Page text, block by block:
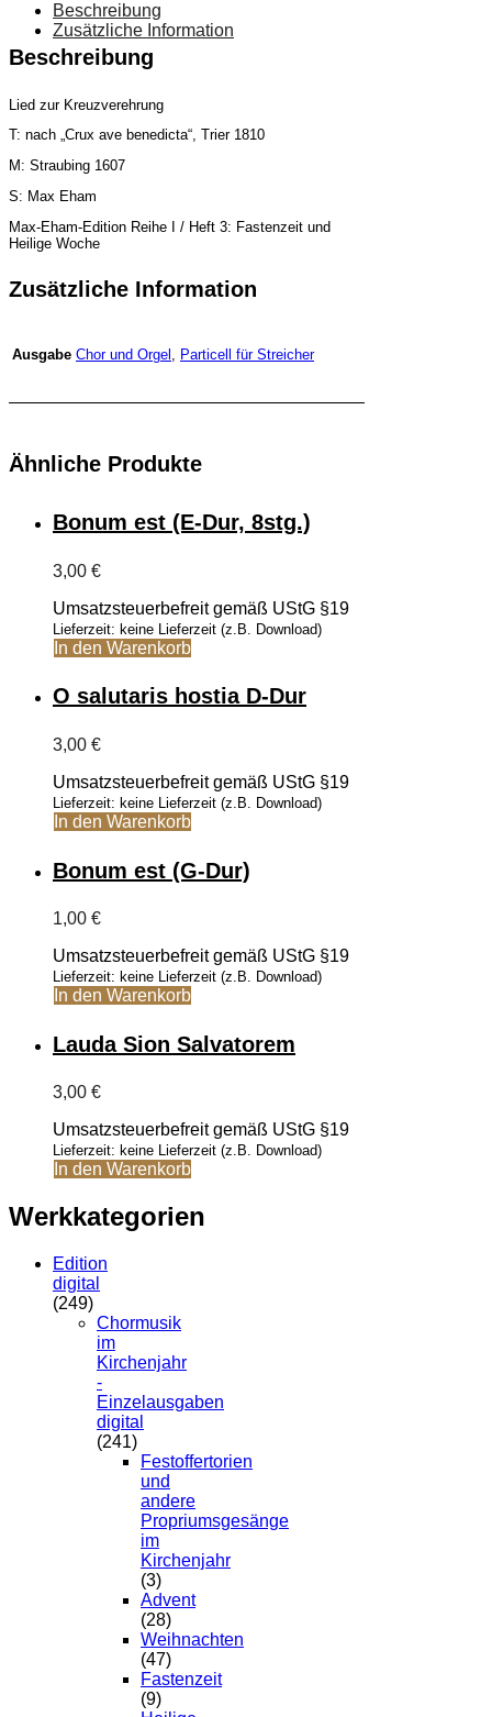
Beschreibung
Zusätzliche Information
Beschreibung
Lied zur Kreuzverehrung
T: nach „Crux ave benedicta“, Trier 1810
M: Straubing 1607
S: Max Eham
Max-Eham-Edition Reihe I / Heft 3: Fastenzeit und
Heilige Woche
Zusätzliche Information
Ausgabe Chor und Orgel Particell für Streicher
Ähnliche Produkte
Bonum est (E-Dur, 8stg.)
3,00 €
Umsatzsteuerbefreit gemäß UStG §19
Lieferzeit: keine Lieferzeit (z.B. Download)
In den Warenkorb
O salutaris hostia D-Dur
3,00 €
Umsatzsteuerbefreit gemäß UStG §19
Lieferzeit: keine Lieferzeit (z.B. Download)
In den Warenkorb
Bonum est (G-Dur)
1,00 €
Umsatzsteuerbefreit gemäß UStG §19
Lieferzeit: keine Lieferzeit (z.B. Download)
In den Warenkorb
Lauda Sion Salvatorem
3,00 €
Umsatzsteuerbefreit gemäß UStG §19
Lieferzeit: keine Lieferzeit (z.B. Download)
In den Warenkorb
Werkkategorien
Edition
digital
(249)
Chormusik
im
Kirchenjahr
-
Einzelausgaben
digital
(241)
Festoffertorien
und
andere
Propriumsgesänge
im
Kirchenjahr
(3)
Advent
(28)
Weihnachten
(47)
Fastenzeit
(9)